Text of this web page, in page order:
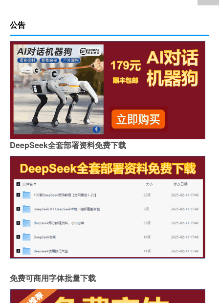
公告
DeepSeek全套部署资料免费下载
免费可商用字体批量下载